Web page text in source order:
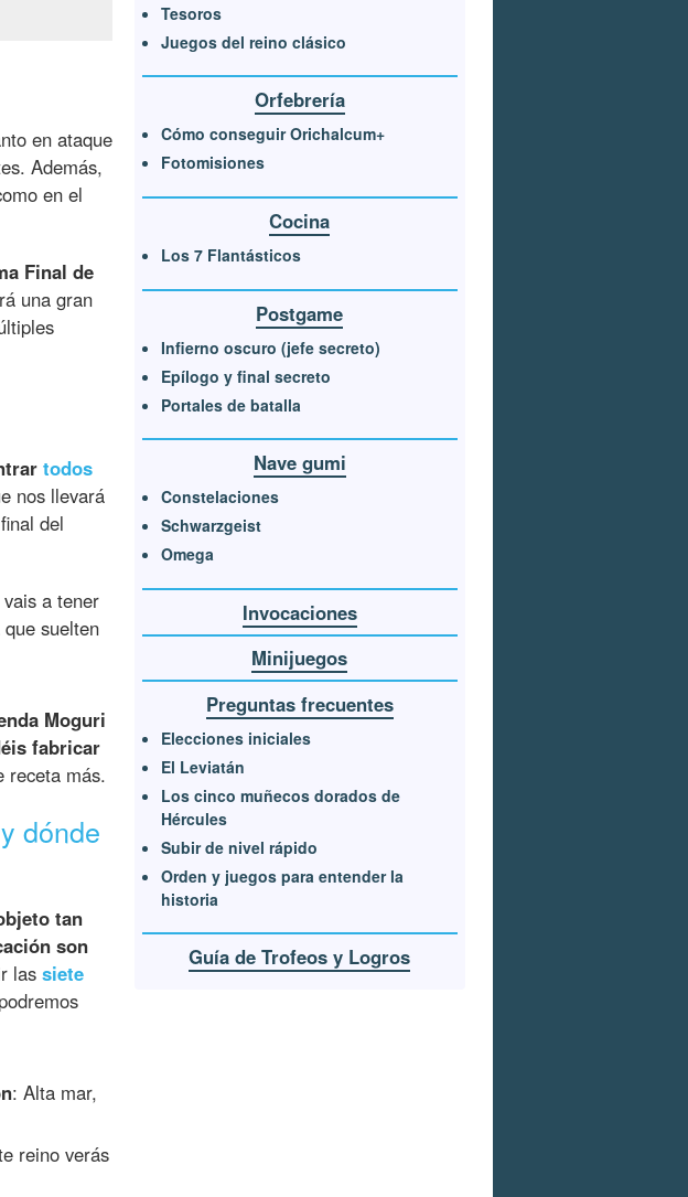
en ataque
Además,
en el
Final de
una gran
todos
nos llevará
del
a tener
suelten
Moguri
fabricar
receta más.
dónde
tan
son
las siete
: Alta mar,
reino verás
Tesoros
Juegos del reino clásico
Orfebrería
Cómo conseguir Orichalcum+
Fotomisiones
Cocina
Los 7 Flantásticos
Postgame
Infierno oscuro (jefe secreto)
Epílogo y final secreto
Portales de batalla
Nave gumi
Constelaciones
Schwarzgeist
Omega
Invocaciones
Minijuegos
Preguntas frecuentes
Elecciones iniciales
El Leviatán
Los cinco muñecos dorados de
Hércules
Subir de nivel rápido
Orden y juegos para entender la
historia
Guía de Trofeos y Logros